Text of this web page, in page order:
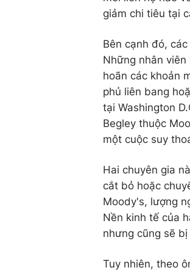
giảm chi tiêu tại
Bên cạnh đó,
Những nhân
hoãn các khoản
phủ liên bang
tại Washington
Begley thuộc
một cuộc suy
Hai chuyên gia
cắt bỏ hoặc
Moody's, lượng
Nền kinh tế của
nhưng cũng sẽ
Tuy nhiên, theo